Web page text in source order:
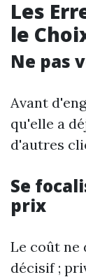
Les
le
Ne pas
Avant
qu'elle a
d'autres
Se
prix
Le coût ne
décisif ;